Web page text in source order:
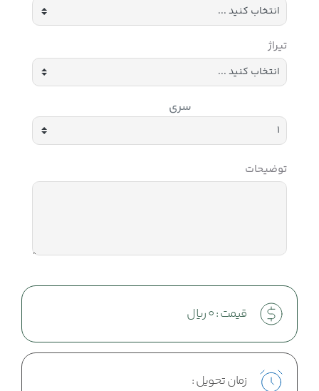
تیراژ
سری
توضیحات
قیمت :0ریال
زمان تحویل :